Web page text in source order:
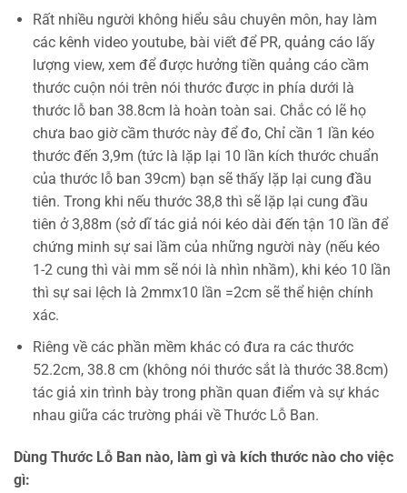
Rất nhiều người không hiểu sâu chuyên môn, hay làm
các kênh video youtube, bài viết để PR, quảng cáo lấy
lượng view, xem để được hưởng tiền quảng cáo cầm
thước cuộn nói trên nói thước được in phía dưới là
thước lỗ ban 38.8cm là hoàn toàn sai. Chắc có lẽ họ
chưa bao giờ cầm thước này để đo, Chỉ cần 1 lần kéo
thước đến 3,9m (tức là lặp lại 10 lần kích thước chuẩn
của thước lỗ ban 39cm) bạn sẽ thấy lặp lại cung đầu
tiên. Trong khi nếu thước 38,8 thì sẽ lặp lại cung đầu
tiên ở 3,88m (sở dĩ tác giả nói kéo dài đến tận 10 lần để
chứng minh sự sai lầm của những người này (nếu kéo
1-2 cung thì vài mm sẽ nói là nhìn nhầm), khi kéo 10 lần
thì sự sai lệch là 2mmx10 lần =2cm sẽ thể hiện chính
xác.
Riêng về các phần mềm khác có đưa ra các thước
52.2cm, 38.8 cm (không nói thước sắt là thước 38.8cm)
tác giả xin trình bày trong phần quan điểm và sự khác
nhau giữa các trường phái về Thước Lỗ Ban.
Dùng Thước Lỗ Ban nào, làm gì và kích thước nào cho việc
gì: